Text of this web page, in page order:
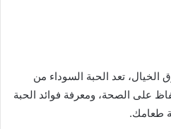
الخيال، تعد الحبة السوداء من
على الصحة، ومعرفة فوائد الحبة
طعامك.